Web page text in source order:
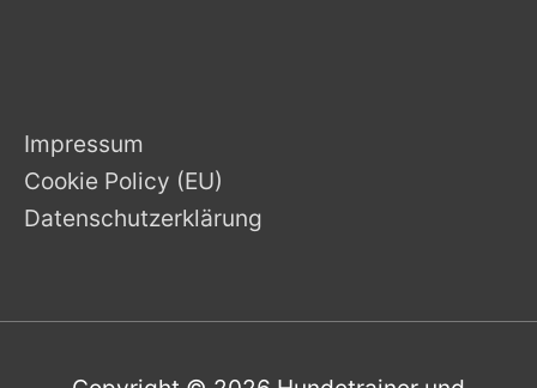
Impressum
Cookie Policy (EU)
Datenschutzerklärung